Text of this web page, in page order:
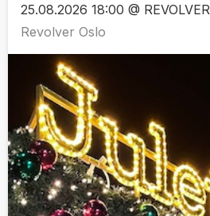
25.08.2026 18:00 @ REVOLVER
Revolver Oslo